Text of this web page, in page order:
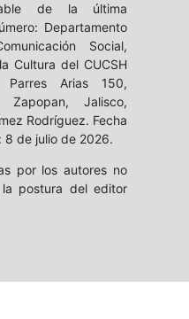
de la última
Departamento
Social,
Cultura del CUCSH
Parres Arias 150,
Zapopan, Jalisco,
Rodríguez. Fecha
8 de julio de 2026.
por los autores no
la postura del editor